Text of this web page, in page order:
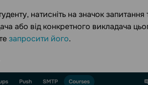
натисніть на значок запитання
або від конкретного викладача
запросити його.